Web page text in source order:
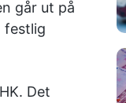
går ut på
festlig
Det